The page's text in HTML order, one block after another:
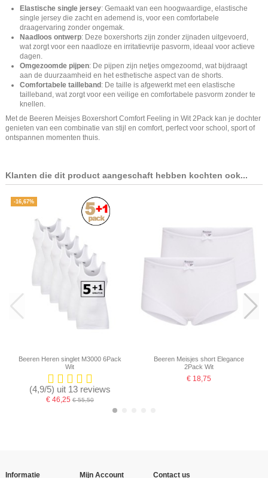
Elastische single jersey: Gemaakt van een hoogwaardige, elastische
single jersey die zacht en ademend is, voor een comfortabele
draagervaring zonder ongemak.
Naadloos ontwerp: Deze boxershorts zijn zonder zijnaden uitgevoerd,
wat zorgt voor een naadloze en irritatievrije pasvorm, ideaal voor actieve
dagen.
Omgezoomde pijpen: De pijpen zijn netjes omgezoomd, wat bijdraagt
aan de duurzaamheid en het esthetische aspect van de shorts.
Comfortabele tailleband : De taille is afgewerkt met een elastische
tailleband, wat zorgt voor een veilige en comfortabele pasvorm zonder te
knellen.
Met de Beeren Meisjes Boxershort Comfort Feeling in Wit 2Pack kan je dochter
genieten van een combinatie van stijl en comfort, perfect voor school, sport of
ontspannen momenten thuis.
Klanten die dit product aangeschaft hebben kochten ook...
-16,67%
Beeren Heren singlet M3000 6Pack
Wit
(4,9/5) uit 13 reviews
€ 46,25€ 55,50
Beeren Meisjes short Elegance
2Pack Wit
€ 18,75
Informatie Mijn Account Contact us